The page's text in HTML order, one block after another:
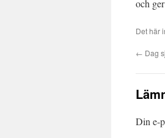
och
Det här
← Dag
Din e-